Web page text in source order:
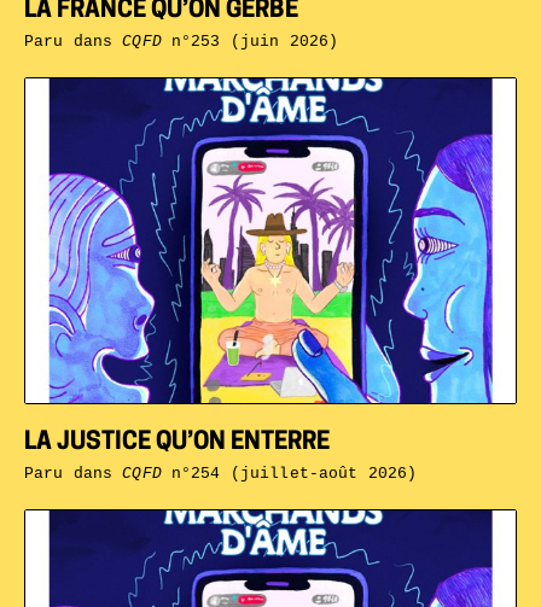
LA JUSTICE QU’ON ENTERRE
Paru dansCQFDn°254 (juillet-août 2026)
LA FRANCE QU’ON GERBE
Paru dansCQFDn°253 (juin 2026)